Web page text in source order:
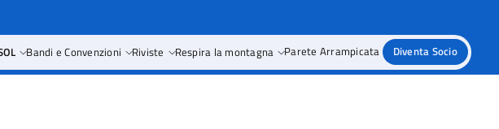
Bandi e Convenzioni Riviste Respira la montagna Parete Arrampicata Diventa Socio